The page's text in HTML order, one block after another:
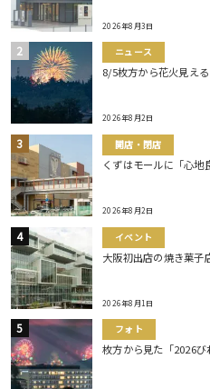
2026年8月3日
ニュース
8/5枚方から花火見え
2026年8月2日
開店・閉店
くずはモールに「心地
2026年8月2日
イベント
大阪初出店の焼き菓子
2026年8月1日
フォト
枚方から見た「2026び